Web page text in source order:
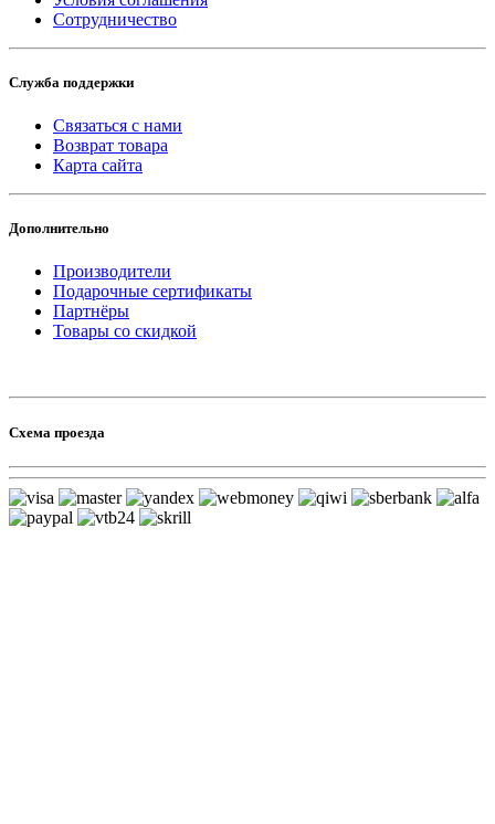
Сотрудничество
Служба поддержки
Связаться с нами
Возврат товара
Карта сайта
Дополнительно
Производители
Подарочные сертификаты
Партнёры
Товары со скидкой
Схема проезда